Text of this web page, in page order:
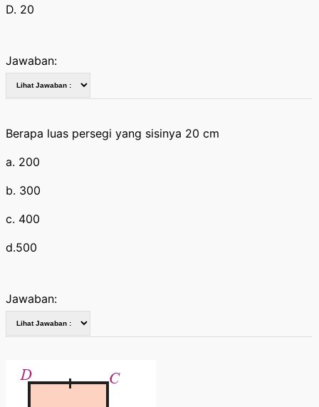
D. 20
Jawaban:
Berapa luas persegi yang sisinya 20 cm
a. 200
b. 300
c. 400
d.500
Jawaban: